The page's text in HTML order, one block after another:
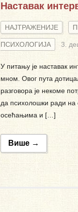
Наставак
НАЈТРАЖЕНИЈЕ
ПСИХОЛОГИЈА 3.
У питању је наставак
мном. Овог пута
разговора је некоме
да психолошки ради
осећањима и […]
Више →